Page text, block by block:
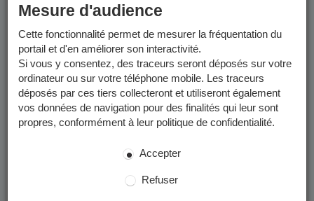
Factures
Depuis le 1er juin 2026, les factures sont envoyées par voie
postale par le Service de Gestion Comptable Grenoble-
Métropole et/ou déposées dans votre
Espace Finances
Publiques
Les factures que vous pouvez consulter sur le Portail Famille
sont uniquement celles émises jusqu'en mai 2026.
Paiement des factures
Mesure d'audience
Cette fonctionnalité permet de mesurer la fréquentation du
portail et d'en améliorer son interactivité.
Si vous y consentez, des traceurs seront déposés sur votre
ordinateur ou sur votre téléphone mobile. Les traceurs
déposés par ces tiers collecteront et utiliseront également
vos données de navigation pour des finalités qui leur sont
propres, conformément à leur politique de confidentialité.
Accepter
Refuser